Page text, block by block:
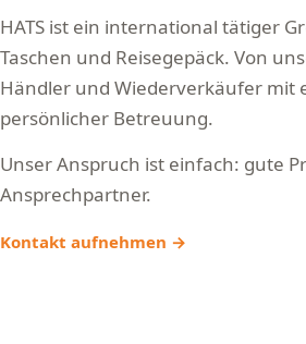
HATS ist ein international tätiger
Taschen und Reisegepäck. Von
Händler und Wiederverkäufer mit
persönlicher Betreuung.
Unser Anspruch ist einfach: gute
Ansprechpartner.
Kontakt aufnehmen →